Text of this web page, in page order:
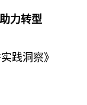
力转型
践洞察》